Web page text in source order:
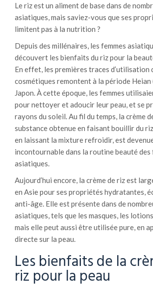
Le riz est un aliment de base dans de
asiatiques, mais saviez-vous que ses
limitent pas à la nutrition ?
Depuis des millénaires, les femmes
découvert les bienfaits du riz pour la
En effet, les premières traces d’utilisation
cosmétiques remontent à la période
Japon. À cette époque, les femmes
pour nettoyer et adoucir leur peau, et se
rayons du soleil. Au fil du temps, la crème
substance obtenue en faisant bouillir du riz
en laissant la mixture refroidir, est
incontournable dans la routine beauté des
asiatiques.
Aujourd’hui encore, la crème de riz est
en Asie pour ses propriétés hydratantes,
anti-âge. Elle est présente dans de
asiatiques, tels que les masques, les
mais elle peut aussi être utilisée pure, en
directe sur la peau.
Les bienfaits de la
riz pour la peau